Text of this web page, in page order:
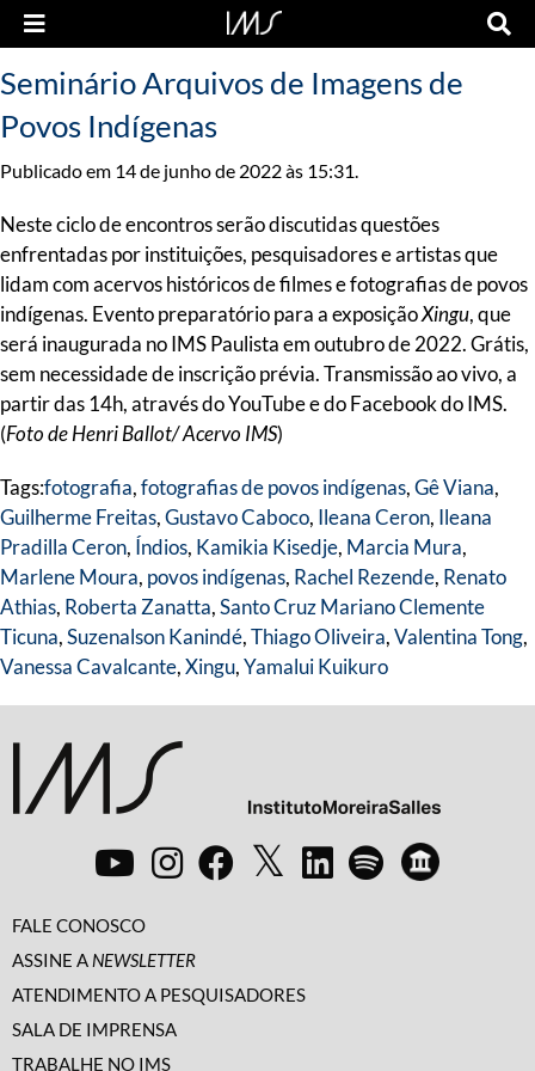
Seminário Arquivos de Imagens de
Povos Indígenas
Publicado em 14 de junho de 2022 às 15:31.
Neste ciclo de encontros serão discutidas questões
enfrentadas por instituições, pesquisadores e artistas que
lidam com acervos históricos de filmes e fotografias de povos
indígenas. Evento preparatório para a exposiçãoXingu, que
será inaugurada no IMS Paulista em outubro de 2022. Grátis,
sem necessidade de inscrição prévia. Transmissão ao vivo, a
partir das 14h, através do YouTube e do Facebook do IMS.
(Foto de Henri Ballot/ Acervo IMS)
Tags:fotografia,fotografias de povos indígenas,Gê Viana,
Guilherme Freitas,Gustavo Caboco, Ileana Ceron, Ileana
Pradilla Ceron, Índios, Kamikia Kisedje, Marcia Mura,
Marlene Moura, povos indígenas, Rachel Rezende, Renato
Athias, Roberta Zanatta,Santo Cruz Mariano Clemente
Ticuna,Suzenalson Kanindé,Thiago Oliveira,Valentina Tong,
Vanessa Cavalcante,Xingu,Yamalui Kuikuro
FALE CONOSCO
ASSINE A NEWSLETTER
ATENDIMENTO A PESQUISADORES
SALA DE IMPRENSA
TRABALHE NO IMS